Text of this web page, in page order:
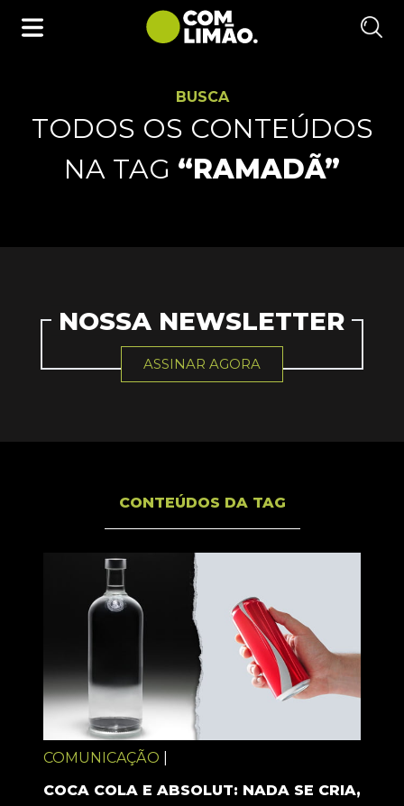
BUSCA
TODOS OS CONTEÚDOS
NA TAG “RAMADÃ”
NOSSA NEWSLETTER
ASSINAR AGORA
CONTEÚDOS DA TAG
COMUNICAÇÃO
COCA COLA E ABSOLUT: NADA SE CRIA,